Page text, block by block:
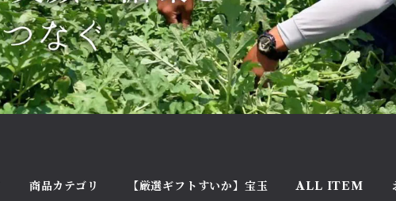
商品カテゴリ 【厳選ギフトすいか】宝玉 ALL ITEM